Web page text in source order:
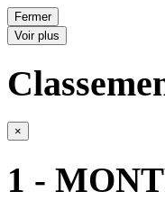
Fermer
Voir plus
×
1 -